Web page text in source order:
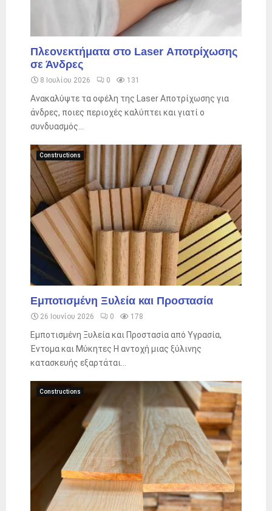
Πλεονεκτήματα στο Laser Αποτρίχωσης
σε Άνδρες
8 Ιουλίου 2026 0 131
Ανακαλύψτε τα οφέλη της Laser Αποτρίχωσης για
άνδρες, ποιες περιοχές καλύπτει και γιατί ο
συνδυασμός...
Constructions
Εμποτισμένη Ξυλεία και Προστασία
26 Ιουνίου 2026 0 178
Εμποτισμένη Ξυλεία και Προστασία από Υγρασία,
Έντομα και Μύκητες Η αντοχή μιας ξύλινης
κατασκευής εξαρτάται...
Constructions